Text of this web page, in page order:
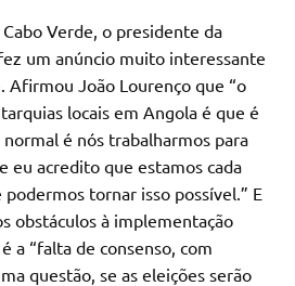
Verde, o presidente da
um anúncio muito interessante
Afirmou João Lourenço que “o
locais em Angola é que é
é nós trabalharmos para
eu acredito que estamos cada
tornar isso possível.” E
obstáculos à implementação
a “falta de consenso, com
questão, se as eleições serão